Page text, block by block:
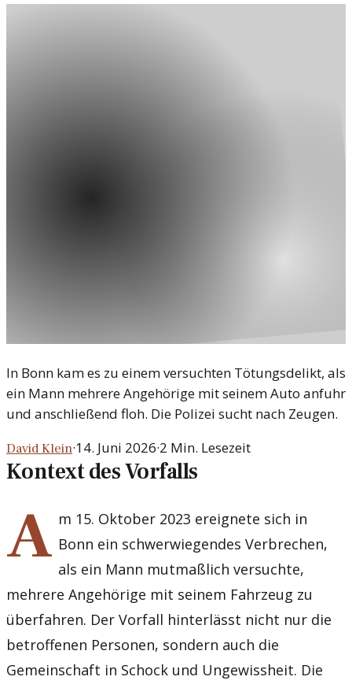
In Bonn kam es zu einem versuchten Tötungsdelikt, als
ein Mann mehrere Angehörige mit seinem Auto anfuhr
und anschließend floh. Die Polizei sucht nach Zeugen.
David Klein·14. Juni 2026·2 Min. Lesezeit
Kontext des Vorfalls
A m 15. Oktober 2023 ereignete sich in
Bonn ein schwerwiegendes Verbrechen,
als ein Mann mutmaßlich versuchte,
mehrere Angehörige mit seinem Fahrzeug zu
überfahren. Der Vorfall hinterlässt nicht nur die
betroffenen Personen, sondern auch die
Gemeinschaft in Schock und Ungewissheit. Die